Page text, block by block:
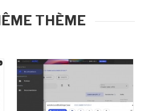
THÈME